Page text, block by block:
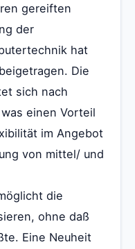
gereiften
der
hat
Die
sich nach
einen Vorteil
im Angebot
von mittel/ und
die
ohne daß
Eine Neuheit